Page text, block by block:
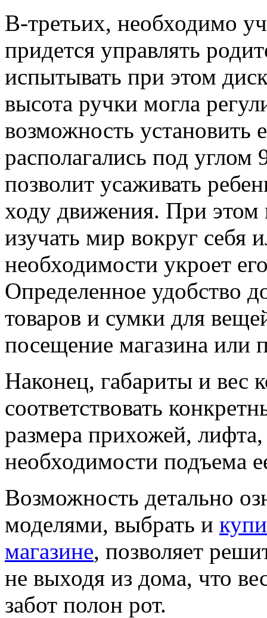
В-третьих, необходимо
придется управлять
испытывать при этом
высота ручки могла
возможность установить
располагались под углом
позволит усаживать
ходу движения. При
изучать мир вокруг себя
необходимости укроет
Определенное удобство
товаров и сумки для
посещение магазина или
Наконец, габариты и вес
соответствовать
размера прихожей,
необходимости подъема
Возможность детально
моделями, выбрать и
магазине, позволяет
не выходя из дома, что
забот полон рот.